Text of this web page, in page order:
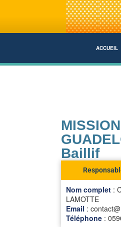
ACCUEIL
Baillif
Nom complet :
LAMOTTE
Email :
Téléphone :